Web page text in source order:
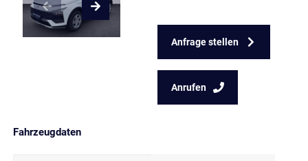
Anfrage stellen
Anrufen
Fahrzeugdaten